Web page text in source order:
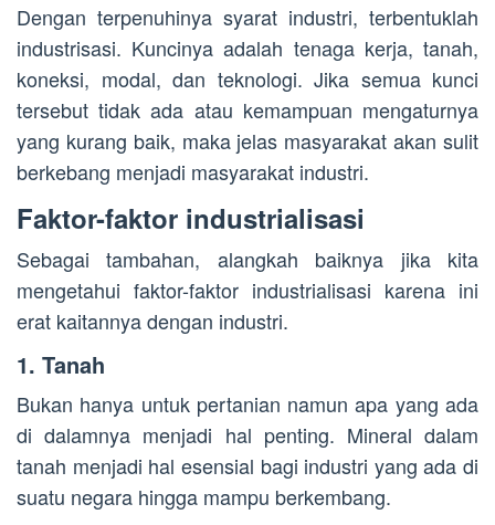
Dengan terpenuhinya syarat industri, terbentuklah
industrisasi. Kuncinya adalah tenaga kerja, tanah,
koneksi, modal, dan teknologi. Jika semua kunci
tersebut tidak ada atau kemampuan mengaturnya
yang kurang baik, maka jelas masyarakat akan sulit
berkebang menjadi masyarakat industri.
Faktor-faktor industrialisasi
Sebagai tambahan, alangkah baiknya jika kita
mengetahui faktor-faktor industrialisasi karena ini
erat kaitannya dengan industri.
1. Tanah
Bukan hanya untuk pertanian namun apa yang ada
di dalamnya menjadi hal penting. Mineral dalam
tanah menjadi hal esensial bagi industri yang ada di
suatu negara hingga mampu berkembang.